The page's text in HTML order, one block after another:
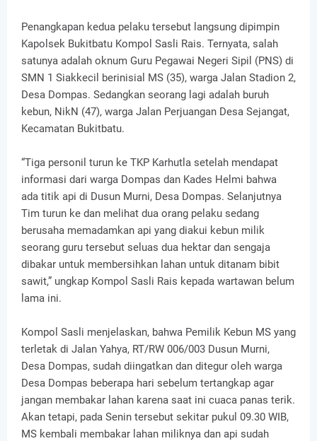
Penangkapan kedua pelaku tersebut langsung dipimpin
Kapolsek Bukitbatu Kompol Sasli Rais. Ternyata, salah
satunya adalah oknum Guru Pegawai Negeri Sipil (PNS) di
SMN 1 Siakkecil berinisial MS (35), warga Jalan Stadion 2,
Desa Dompas. Sedangkan seorang lagi adalah buruh
kebun, NikN (47), warga Jalan Perjuangan Desa Sejangat,
Kecamatan Bukitbatu.
“Tiga personil turun ke TKP Karhutla setelah mendapat
informasi dari warga Dompas dan Kades Helmi bahwa
ada titik api di Dusun Murni, Desa Dompas. Selanjutnya
Tim turun ke dan melihat dua orang pelaku sedang
berusaha memadamkan api yang diakui kebun milik
seorang guru tersebut seluas dua hektar dan sengaja
dibakar untuk membersihkan lahan untuk ditanam bibit
sawit,” ungkap Kompol Sasli Rais kepada wartawan belum
lama ini.
Kompol Sasli menjelaskan, bahwa Pemilik Kebun MS yang
terletak di Jalan Yahya, RT/RW 006/003 Dusun Murni,
Desa Dompas, sudah diingatkan dan ditegur oleh warga
Desa Dompas beberapa hari sebelum tertangkap agar
jangan membakar lahan karena saat ini cuaca panas terik.
Akan tetapi, pada Senin tersebut sekitar pukul 09.30 WIB,
MS kembali membakar lahan miliknya dan api sudah